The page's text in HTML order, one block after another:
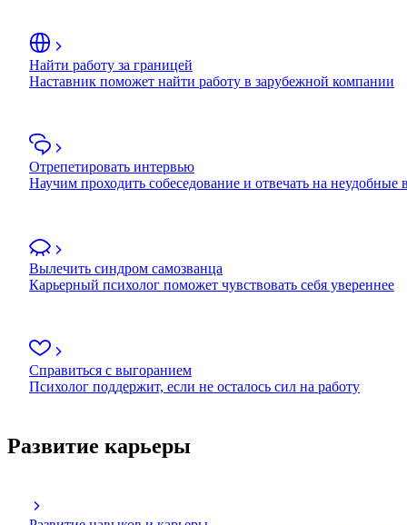
Найти работу за границей
Наставник поможет найти работу в зарубежной компании
Отрепетировать интервью
Научим проходить собеседование и отвечать на неудобные
Вылечить синдром самозванца
Карьерный психолог поможет чувствовать себя увереннее
Справиться с выгоранием
Психолог поддержит, если не осталось сил на работу
Развитие карьеры